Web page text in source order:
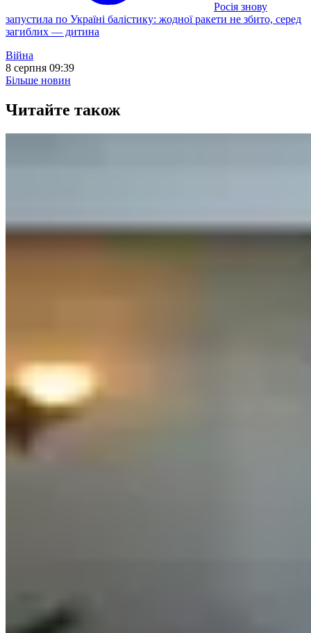
Росія знову
запустила по Україні балістику: жодної ракети не збито, серед
загиблих — дитина
Війна
8 серпня 09:39
Більше новин
Читайте також